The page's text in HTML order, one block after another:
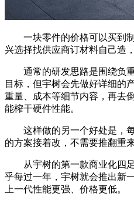
一块零件的价格可以买到制
兴选择找供应商订材料自己造
通常的研发思路是围绕负重
目标，但宇树会先做好详细的
重量、成本等细节内容，再去
能榨干硬件性能。
这样做的另一个好处是，每
的方案接着改，不需要推翻重
从宇树的第一款商业化四足
乎每过一年，宇树就会推出新
上一代性能更强、价格更低。